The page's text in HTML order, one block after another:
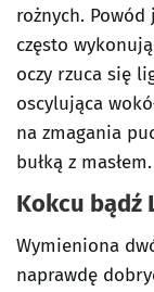
rożnych.
często
oczy rzuca się
oscylująca
na zmagania
bułką z masłem.
Kokcu bądź
Wymieniona
naprawdę